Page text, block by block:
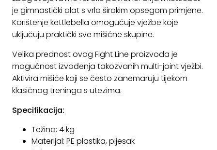
je gimnastički alat s vrlo širokim opsegom primjene.
Korištenje kettlebella omogućuje vježbe koje
uključuju praktički sve mišićne skupine.
Velika prednost ovog Fight Line proizvoda je
mogućnost izvođenja takozvanih multi-joint vježbi.
Aktivira mišiće koji se često zanemaruju tijekom
klasičnog treninga s utezima.
Specifikacija:
Težina: 4 kg
Materijal: PE plastika, pijesak